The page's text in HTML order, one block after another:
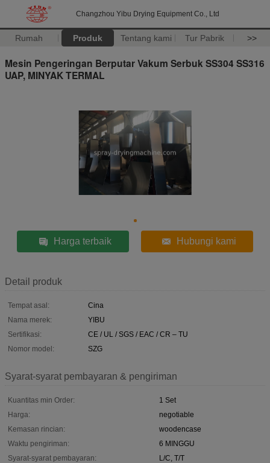
Changzhou Yibu Drying Equipment Co., Ltd
Rumah Produk Tentang kami Tur Pabrik >>
Mesin Pengeringan Berputar Vakum Serbuk SS304 SS316
UAP, MINYAK TERMAL
Harga terbaik Hubungi kami
Detail produk
Tempat asal:
Cina
Nama merek:
YIBU
Sertifikasi:
CE / UL / SGS / EAC / CR – TU
Nomor model:
SZG
Syarat-syarat pembayaran & pengiriman
Kuantitas min Order:
1 Set
Harga:
negotiable
Kemasan rincian:
woodencase
Waktu pengiriman:
6 MINGGU
Syarat-syarat pembayaran:
L/C, T/T